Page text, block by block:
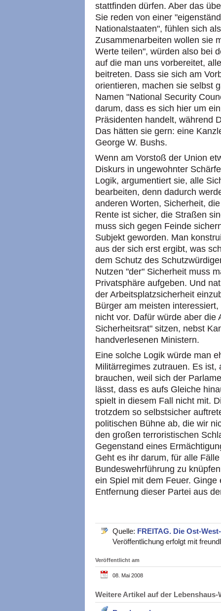
stattfinden dürfen. Aber das
Sie reden von einer
Nationalstaaten", fühlen sich
Zusammenarbeiten wollen sie
Werte teilen", würden also bei
auf die man uns vorbereitet,
beitreten. Dass sie sich am
orientieren, machen sie selbst
Namen "National Security
darum, dass es sich hier um
Präsidenten handelt, während
Das hätten sie gern: eine
George W. Bushs.
Wenn am Vorstoß der Union
Diskurs in ungewohnter
Logik, argumentiert sie, alle
bearbeiten, denn dadurch
anderen Worten, Sicherheit,
Rente ist sicher, die Straßen
muss sich gegen Feinde
Subjekt geworden. Man
aus der sich erst ergibt, was
dem Schutz des
Nutzen "der" Sicherheit muss
Privatsphäre aufgeben. Und
der Arbeitsplatzsicherheit
Bürger am meisten
nicht vor. Dafür würde aber die
Sicherheitsrat" sitzen, nebst
handverlesenen Ministern.
Eine solche Logik würde man
Militärregimes zutrauen. Es
brauchen, weil sich der
lässt, dass es aufs Gleiche
spielt in diesem Fall nicht mit.
trotzdem so selbstsicher
politischen Bühne ab, die wir
den großen terroristischen
Gegenstand eines
Geht es ihr darum, für alle
Bundeswehrführung zu
ein Spiel mit dem Feuer.
Entfernung dieser Partei aus
Quelle: FREITAG. Die Ost-
Veröffentlichung erfolgt mit
Veröffentlicht am
08. Mai 2008
Weitere Artikel auf der